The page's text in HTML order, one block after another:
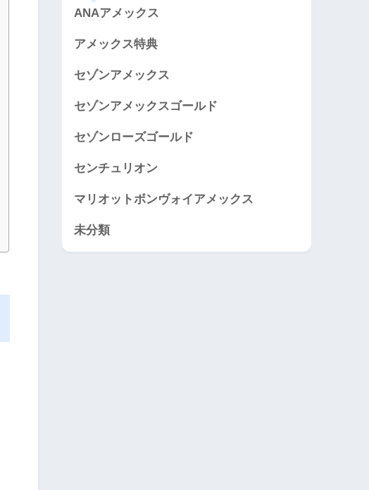
ANAアメックス
アメックス特典
セゾンアメックス
セゾンアメックスゴールド
セゾンローズゴールド
センチュリオン
マリオットボンヴォイアメックス
未分類